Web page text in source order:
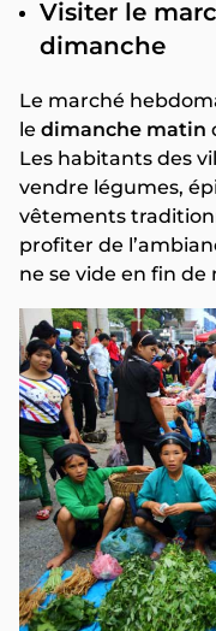
Visiter le
dimanche
Le marché
le dimanche matin
Les habitants des
vendre légumes,
vêtements
profiter de
ne se vide en fin de